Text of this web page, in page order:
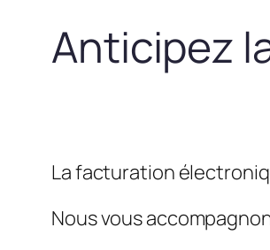
Anticipez
La facturation
Nous vous